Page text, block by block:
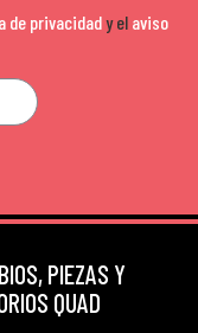
de privacidady el aviso
PIEZAS Y
QUAD